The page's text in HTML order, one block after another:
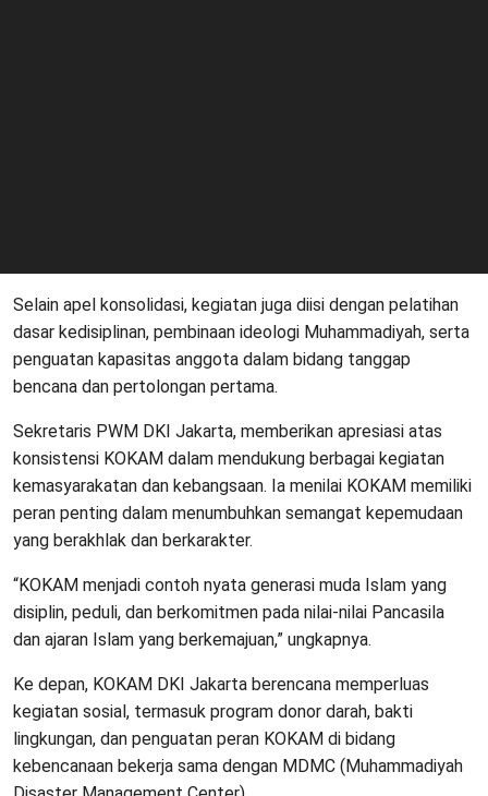
Selain apel konsolidasi, kegiatan juga diisi dengan pelatihan
dasar kedisiplinan, pembinaan ideologi Muhammadiyah, serta
penguatan kapasitas anggota dalam bidang tanggap
bencana dan pertolongan pertama.
Sekretaris PWM DKI Jakarta, memberikan apresiasi atas
konsistensi KOKAM dalam mendukung berbagai kegiatan
kemasyarakatan dan kebangsaan. Ia menilai KOKAM memiliki
peran penting dalam menumbuhkan semangat kepemudaan
yang berakhlak dan berkarakter.
“KOKAM menjadi contoh nyata generasi muda Islam yang
disiplin, peduli, dan berkomitmen pada nilai-nilai Pancasila
dan ajaran Islam yang berkemajuan,” ungkapnya.
Ke depan, KOKAM DKI Jakarta berencana memperluas
kegiatan sosial, termasuk program donor darah, bakti
lingkungan, dan penguatan peran KOKAM di bidang
kebencanaan bekerja sama dengan MDMC (Muhammadiyah